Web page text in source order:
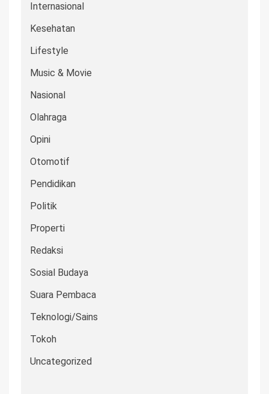
Internasional
Kesehatan
Lifestyle
Music & Movie
Nasional
Olahraga
Opini
Otomotif
Pendidikan
Politik
Properti
Redaksi
Sosial Budaya
Suara Pembaca
Teknologi/Sains
Tokoh
Uncategorized